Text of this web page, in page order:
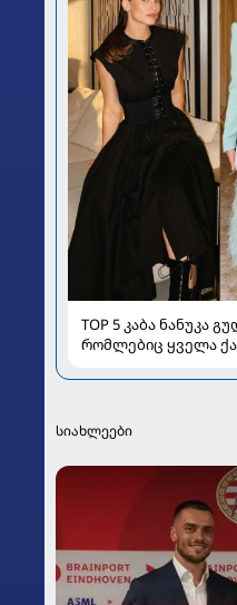
TOP 5 კაბა ნანუკა
რომლებიც ყველა
სიახლეები